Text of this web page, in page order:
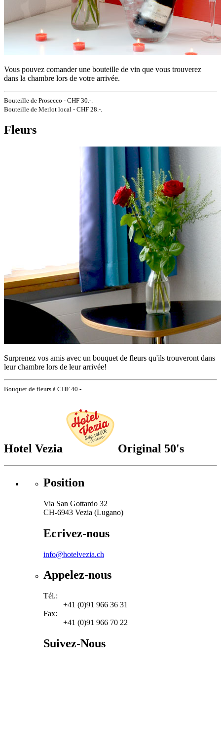
Vous pouvez comander une bouteille de vin que vous trouverez
dans la chambre lors de votre arrivée.
Bouteille de Prosecco - CHF 30.-.
Bouteille de Merlot local - CHF 28.-.
Fleurs
Surprenez vos amis avec un bouquet de fleurs qu'ils trouveront dans
leur chambre lors de leur arrivée!
Bouquet de fleurs à CHF 40.-.
Hotel Vezia Original 50's
Position
Via San Gottardo 32
CH-6943 Vezia (Lugano)
Ecrivez-nous
info@hotelvezia.ch
Appelez-nous
Tél.:
+41 (0)91 966 36 31
Fax:
+41 (0)91 966 70 22
Suivez-Nous